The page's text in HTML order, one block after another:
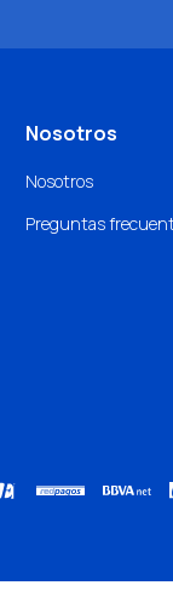
Nosotros
Nosotros
Preguntas